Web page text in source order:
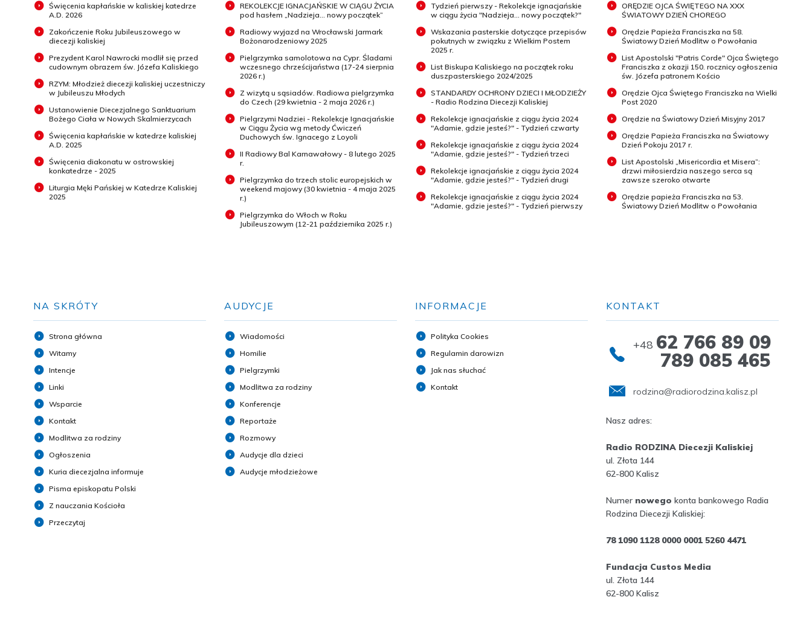
Święcenia kapłańskie w kaliskiej katedrze
A.D. 2026
Zakończenie Roku Jubileuszowego w
diecezji kaliskiej
Prezydent Karol Nawrocki modlił się przed
cudownym obrazem św. Józefa Kaliskiego
RZYM: Młodzież diecezji kaliskiej uczestniczy
w Jubileuszu Młodych
Ustanowienie Diecezjalnego Sanktuarium
Bożego Ciała w Nowych Skalmierzycach
Święcenia kapłańskie w katedrze kaliskiej
A.D. 2025
Święcenia diakonatu w ostrowskiej
konkatedrze - 2025
Liturgia Męki Pańskiej w Katedrze Kaliskiej
2025
REKOLEKCJE IGNACJAŃSKIE W CIĄGU ŻYCIA
pod hasłem „Nadzieja... nowy początek”
Radiowy wyjazd na Wrocławski Jarmark
Bożonarodzeniowy 2025
Pielgrzymka samolotowa na Cypr. Śladami
wczesnego chrześcijaństwa (17-24 sierpnia
2026 r.)
Z wizytą u sąsiadów. Radiowa pielgrzymka
do Czech (29 kwietnia - 2 maja 2026 r.)
Pielgrzymi Nadziei - Rekolekcje Ignacjańskie
w Ciągu Życia wg metody Ćwiczeń
Duchowych św. Ignacego z Loyoli
II Radiowy Bal Karnawałowy - 8 lutego 2025
r.
Pielgrzymka do trzech stolic europejskich w
weekend majowy (30 kwietnia - 4 maja 2025
r.)
Pielgrzymka do Włoch w Roku
Jubileuszowym (12-21 października 2025 r.)
Tydzień pierwszy - Rekolekcje ignacjańskie
w ciągu życia "Nadzieja... nowy początek?"
Wskazania pasterskie dotyczące przepisów
pokutnych w związku z Wielkim Postem
2025 r.
List Biskupa Kaliskiego na początek roku
duszpasterskiego 2024/2025
STANDARDY OCHRONY DZIECI I MŁODZIEŻY
- Radio Rodzina Diecezji Kaliskiej
Rekolekcje ignacjańskie z ciągu życia 2024
"Adamie, gdzie jesteś?" - Tydzień czwarty
Rekolekcje ignacjańskie z ciągu życia 2024
"Adamie, gdzie jesteś?" - Tydzień trzeci
Rekolekcje ignacjańskie z ciągu życia 2024
"Adamie, gdzie jesteś?" - Tydzień drugi
Rekolekcje ignacjańskie z ciągu życia 2024
"Adamie, gdzie jesteś?" - Tydzień pierwszy
ORĘDZIE OJCA ŚWIĘTEGO NA XXX
ŚWIATOWY DZIEŃ CHOREGO
Orędzie Papieża Franciszka na 58.
Światowy Dzień Modlitw o Powołania
List Apostolski "Patris Corde" Ojca Świętego
Franciszka z okazji 150. rocznicy ogłoszenia
św. Józefa patronem Kościo
Orędzie Ojca Świętego Franciszka na Wielki
Post 2020
Orędzie na Światowy Dzień Misyjny 2017
Orędzie Papieża Franciszka na Światowy
Dzień Pokoju 2017 r.
List Apostolski „Misericordia et Misera”:
drzwi miłosierdzia naszego serca są
zawsze szeroko otwarte
Orędzie papieża Franciszka na 53.
Światowy Dzień Modlitw o Powołania
NA SKRÓTY
Strona główna
Witamy
Intencje
Linki
Wsparcie
Kontakt
Modlitwa za rodziny
Ogłoszenia
Kuria diecezjalna informuje
Pisma episkopatu Polski
Z nauczania Kościoła
Przeczytaj
AUDYCJE
Wiadomości
Homilie
Pielgrzymki
Modlitwa za rodziny
Konferencje
Reportaże
Rozmowy
Audycje dla dzieci
Audycje młodzieżowe
INFORMACJE
Polityka Cookies
Regulamin darowizn
Jak nas słuchać
Kontakt
KONTAKT
+48 62 766 89 09
789 085 465
rodzina@radiorodzina.kalisz.pl
Nasz adres:
Radio RODZINA Diecezji Kaliskiej
ul. Złota 144
62-800 Kalisz
Numer nowego konta bankowego Radia
Rodzina Diecezji Kaliskiej:
78 1090 1128 0000 0001 5260 4471
Fundacja Custos Media
ul. Złota 144
62-800 Kalisz